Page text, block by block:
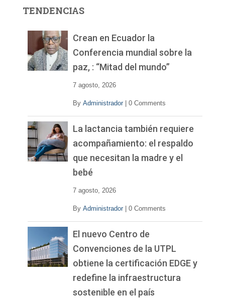
d
TENDENCIAS
Crean en Ecuador la
Conferencia mundial sobre la
paz, : “Mitad del mundo”
7 agosto, 2026
By Administrador 0 Comments
La lactancia también requiere
acompañamiento: el respaldo
que necesitan la madre y el
bebé
7 agosto, 2026
By Administrador 0 Comments
El nuevo Centro de
Convenciones de la UTPL
obtiene la certificación EDGE y
redefine la infraestructura
sostenible en el país